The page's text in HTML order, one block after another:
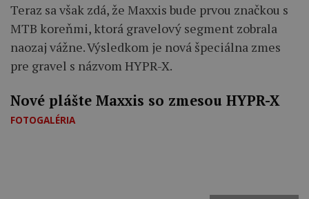
Teraz sa však zdá, že Maxxis bude prvou značkou s
MTB koreňmi, ktorá gravelový segment zobrala
naozaj vážne. Výsledkom je nová špeciálna zmes
pre gravel s názvom HYPR-X.
Nové plášte Maxxis so zmesou HYPR-X
FOTOGALÉRIA